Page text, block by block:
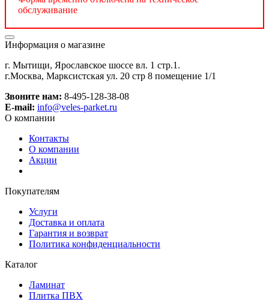
обслуживание
Информация о магазине
г. Мытищи, Ярославское шоссе вл. 1 стр.1.
г.Москва, Марксистская ул. 20 стр 8 помещение 1/1
Звоните нам: 8-495-128-38-08
E-mail: info@veles-parket.ru
О компании
Контакты
О компании
Акции
Покупателям
Услуги
Доставка и оплата
Гарантия и возврат
Политика конфиденциальности
Каталог
Ламинат
Плитка ПВХ